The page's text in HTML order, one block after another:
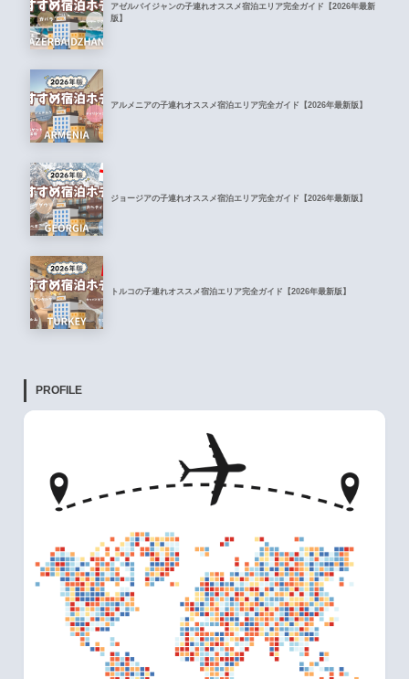
アゼルバイジャンの子連れオススメ宿泊エリア完全ガイド【2026年最新
版】
アルメニアの子連れオススメ宿泊エリア完全ガイド【2026年最新版】
ジョージアの子連れオススメ宿泊エリア完全ガイド【2026年最新版】
トルコの子連れオススメ宿泊エリア完全ガイド【2026年最新版】
PROFILE